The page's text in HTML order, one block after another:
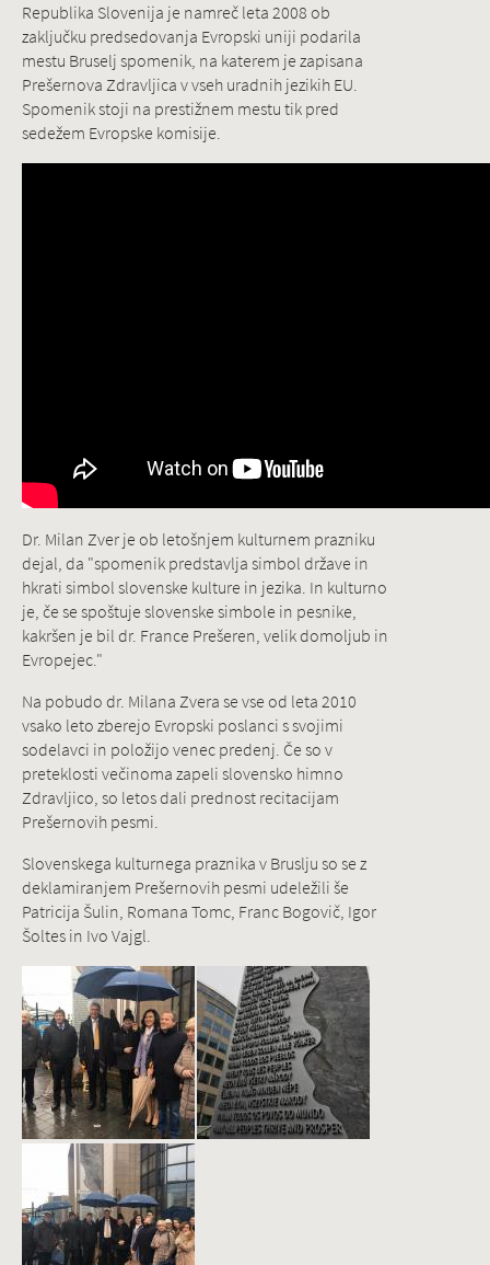
Republika Slovenija je namreč leta 2008 ob
zaključku predsedovanja Evropski uniji podarila
mestu Bruselj spomenik, na katerem je zapisana
Prešernova Zdravljica v vseh uradnih jezikih EU.
Spomenik stoji na prestižnem mestu tik pred
sedežem Evropske komisije.
Dr. Milan Zver je ob letošnjem kulturnem prazniku
dejal, da "spomenik predstavlja simbol države in
hkrati simbol slovenske kulture in jezika. In kulturno
je, če se spoštuje slovenske simbole in pesnike,
kakršen je bil dr. France Prešeren, velik domoljub in
Evropejec."
Na pobudo dr. Milana Zvera se vse od leta 2010
vsako leto zberejo Evropski poslanci s svojimi
sodelavci in položijo venec predenj. Če so v
preteklosti večinoma zapeli slovensko himno
Zdravljico, so letos dali prednost recitacijam
Prešernovih pesmi.
Slovenskega kulturnega praznika v Bruslju so se z
deklamiranjem Prešernovih pesmi udeležili še
Patricija Šulin, Romana Tomc, Franc Bogovič, Igor
Šoltes in Ivo Vajgl.